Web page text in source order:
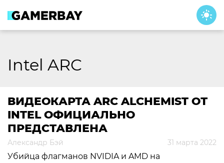
content
Intel ARC
ВИДЕОКАРТА ARC ALCHEMIST ОТ
INTEL ОФИЦИАЛЬНО
ПРЕДСТАВЛЕНА
Александр Бэй 31 марта 2022
Убийца флагманов NVIDIA и AMD на